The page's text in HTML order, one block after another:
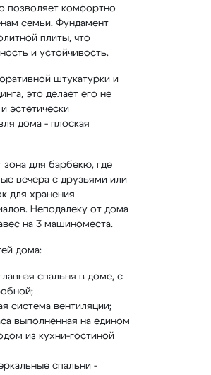
позволяет комфортно
семьи. Фундамент
плиты, что
и устойчивость.
штукатурки и
это делает его не
эстетически
дома - плоская
зона для барбекю, где
вечера с друзьями или
для хранения
Неподалеку от дома
на 3 машиноместа.
дома:
спальня в доме, с
система вентиляции;
выполненная на едином
из кухни-гостиной
спальни -